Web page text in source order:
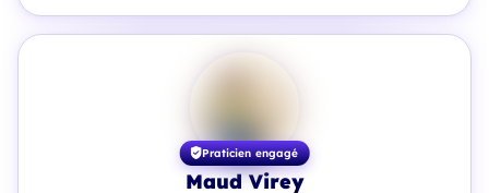
Praticien engagé
Maud Virey